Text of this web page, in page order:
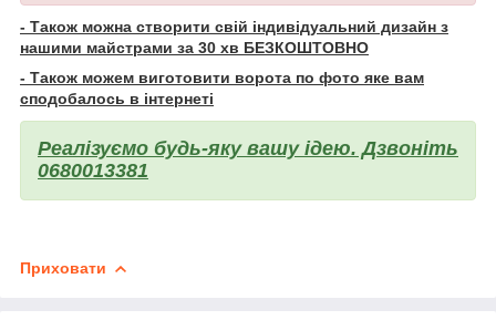
- Також можна створити свій індивідуальний дизайн з
нашими майстрами за 30 хв БЕЗКОШТОВНО
- Також можем виготовити ворота по фото яке вам
сподобалось в інтернеті
Реалізуємо будь-яку вашу ідею. Дзвоніть
0680013381
Приховати